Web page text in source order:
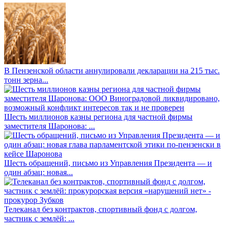
В Пензенской области аннулировали декларации на 215 тыс.
тонн зерна...
Шесть миллионов казны региона для частной фирмы
заместителя Шаронова: ...
Шесть обращений, письмо из Управления Президента — и
один абзац: новая...
Телеканал без контрактов, спортивный фонд с долгом,
частник с землёй: ...